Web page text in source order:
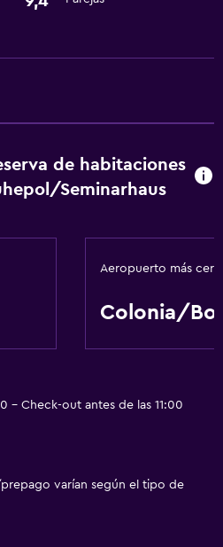
de habitaciones
Seminarhaus
Aeropuerto más
Colonia/
- Check-out antes de las 11:00
varían según el tipo de